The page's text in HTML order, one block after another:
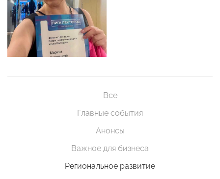
Все
Главные события
Анонсы
Важное для бизнеса
Региональное развитие